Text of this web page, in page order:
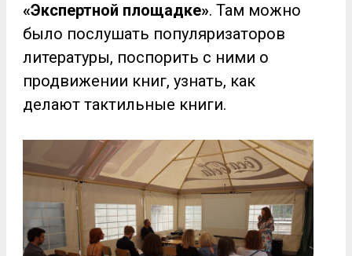
«Экспертной площадке». Там можно
было послушать популяризаторов
литературы, поспорить с ними о
продвижении книг, узнать, как
делают тактильные книги.